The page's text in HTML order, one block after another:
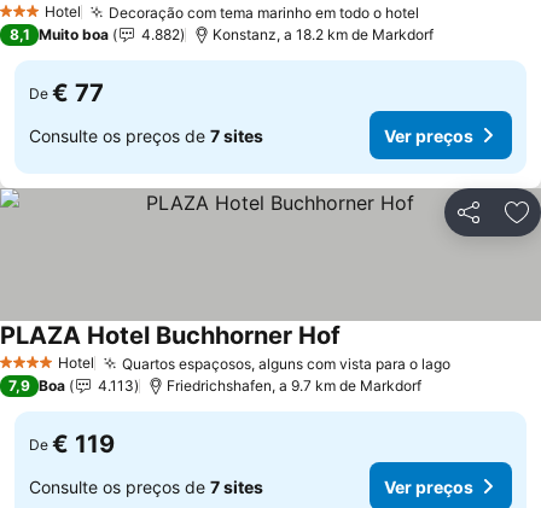
3 EstrelasHotel Decoração com tema marinho em todo o hotel
8,1 Muito boa 4.882 Konstanz, a 18.2 km de Markdorf
De € 77
Consulte os preços de 7 sites Ver preços
Partilhar
4 EstrelasHotel Quartos espaçosos, alguns com vista para o lago
PLAZA Hotel Buchhorner Hof
7,9 Boa 4.113 Friedrichshafen, a 9.7 km de Markdorf
De € 119
Consulte os preços de 7 sites Ver preços